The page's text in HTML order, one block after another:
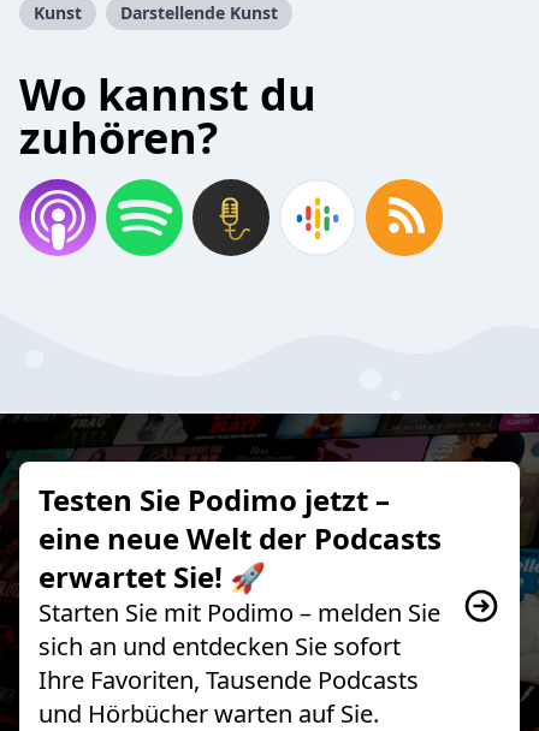
Kunst Darstellende Kunst
Wo kannst du
zuhören?
Testen Sie Podimo jetzt –
eine neue Welt der Podcasts
erwartet Sie! 🚀
Starten Sie mit Podimo – melden Sie
sich an und entdecken Sie sofort
Ihre Favoriten, Tausende Podcasts
und Hörbücher warten auf Sie.